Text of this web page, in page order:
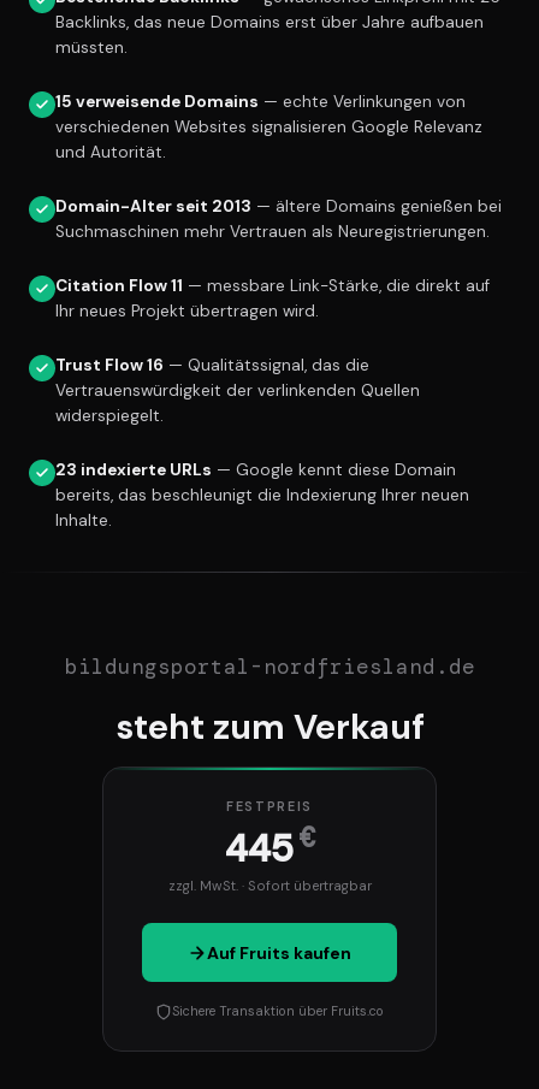
Backlinks, das neue Domains erst über Jahre aufbauen
müssten.
15 verweisende Domains — echte Verlinkungen von
verschiedenen Websites signalisieren Google Relevanz
und Autorität.
Domain-Alter seit 2013 — ältere Domains genießen bei
Suchmaschinen mehr Vertrauen als Neuregistrierungen.
Citation Flow 11 — messbare Link-Stärke, die direkt auf
Ihr neues Projekt übertragen wird.
Trust Flow 16 — Qualitätssignal, das die
Vertrauenswürdigkeit der verlinkenden Quellen
widerspiegelt.
23 indexierte URLs — Google kennt diese Domain
bereits, das beschleunigt die Indexierung Ihrer neuen
Inhalte.
bildungsportal-nordfriesland.de
steht zum Verkauf
FESTPREIS
445€
zzgl. MwSt. · Sofort übertragbar
Auf Fruits kaufen
Sichere Transaktion über Fruits.co